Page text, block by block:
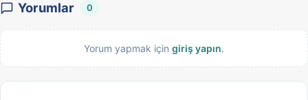
Yorumlar 0
Yorum yapmak için giriş yapın.